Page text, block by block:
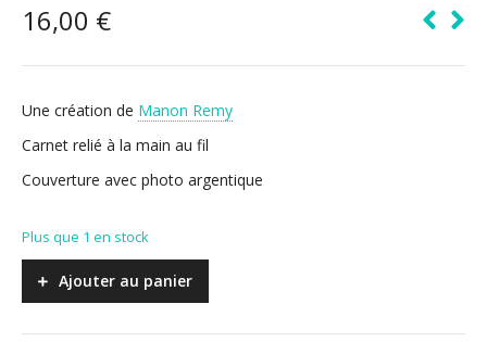
16,00 €
Une création de Manon Remy
Carnet relié à la main au fil
Couverture avec photo argentique
Plus que 1 en stock
Ajouter au panier